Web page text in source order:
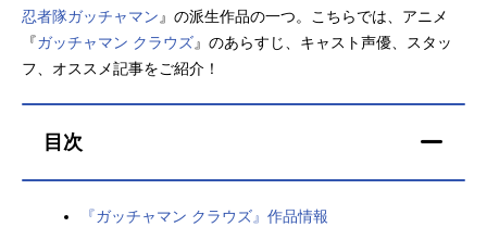
アニメ映画一覧 実写化映画一覧
今期アニメ曜日別一覧
男性声優/女性声優一覧
忍者隊ガッチャマン 』の派生作品の一つ。こちらでは、アニメ
『ガッチャマン クラウズ』のあらすじ、キャスト声優、スタッ
フ、オススメ記事をご紹介！
目次
『ガッチャマン クラウズ』作品情報